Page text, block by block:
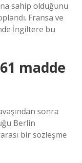
sahip olduğunu
Fransa ve
İngiltere bu
madde
sonra
Berlin
bir sözleşme